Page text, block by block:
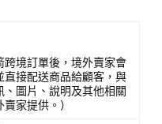
跨境訂單後，境外賣家會
直接配送商品給顧客，與
、圖片、說明及其他相關
家提供。）